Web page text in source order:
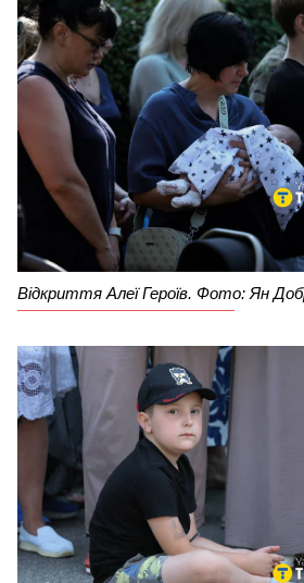
Відкриття Алеї Героїв. Фото: Ян